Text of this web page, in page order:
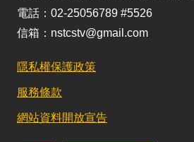
電話：02-25056789 #5526
信箱：nstcstv@gmail.com
隱私權保護政策
服務條款
網站資料開放宣告